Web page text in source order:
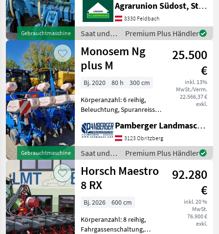
Gebrauchtmaschine
pneumatisch,
Reihendüngerstreuer,
elektr. Überwachung 4-
reihiges Maissetzgerät der
Marke Monose
Agrarunion Südost, Standort Gniebing
8330 Feldbach
Saat und
Pflege /
Monosem
Premium Plus Händler
Gebrauchtmaschine
Monosem Ng
plus M
25.500
€
inkl. 13%
MwSt./Verm.
22.566,37 €
exkl.
Bj. 2020 80 h
300 cm
Körperanzahl: 6 reihig,
Beleuchtung, Spuranreisser,
Gummidruckrollen, hydr.
klappbar, Mais,
pneumatisch,
Reihendüngerstreuer,
elektr. Überwachung Doppe
Pamberger Landmaschinentechnik GmbH
3123 Obritzberg
Saat und
Pflege /
Monosem
Premium Plus Händler
Horsch Maestro
8 RX
92.280
€
inkl. 20 %
MwSt.
76.900 €
exkl.
Bj. 2026
600 cm
Körperanzahl: 8 reihig,
Fahrgassenschaltung,